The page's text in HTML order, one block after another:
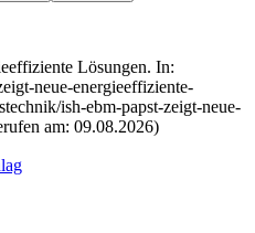
Lösungen. In:
neue-energieeffiziente-
ish-ebm-papst-zeigt-neue-
am: 09.08.2026)